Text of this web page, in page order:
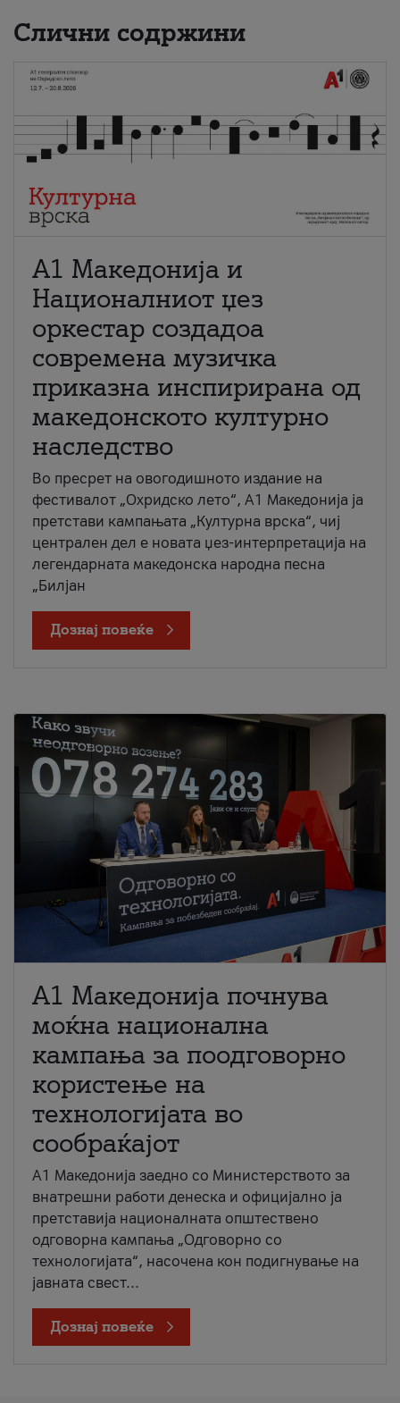
Слични содржини
А1 Македонија и
Националниот џез
оркестар создадоа
современа музичка
приказна инспирирана од
македонското културно
наследство
Во пресрет на овогодишното издание на
фестивалот „Охридско лето“, А1 Македонија ја
претстави кампањата „Културна врска“, чиј
централен дел е новата џез-интерпретација на
легендарната македонска народна песна
„Билјан
Дознај повеќе
A1 Македонија почнува
моќна национална
кампања за поодговорно
користење на
технологијата во
сообраќајот
A1 Македонија заедно со Министерството за
внатрешни работи денеска и официјално ја
претставија националната општествено
одговорна кампања „Одговорно со
технологијата“, насочена кон подигнување на
јавната свест...
Дознај повеќе